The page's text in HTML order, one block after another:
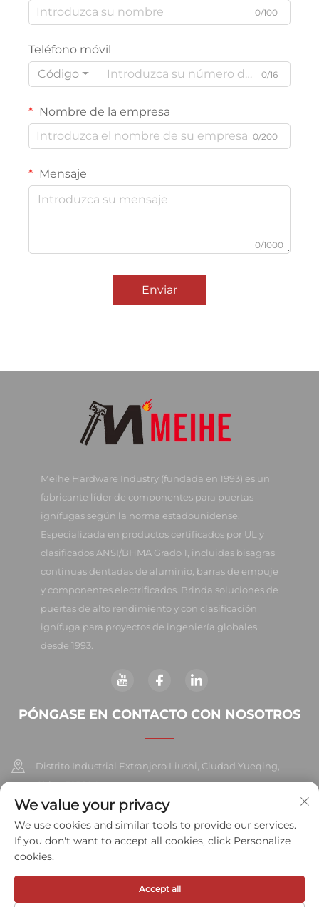
0/100
Teléfono móvil
Código
0/16
Nombre de la empresa
0/200
Mensaje
0/1000
Enviar
Meihe Hardware Industry (fundada en 1993) es un
fabricante líder de componentes para puertas
ignífugas según la norma estadounidense.
Especializada en productos certificados por UL y
clasificados ANSI/BHMA Grado 1, incluidas bisagras
continuas dentadas de aluminio, barras de empuje
y componentes electrificados. Brinda soluciones de
puertas de alto rendimiento y con clasificación
ignífuga para proyectos de ingeniería globales
desde 1993.
PÓNGASE EN CONTACTO CON NOSOTROS
Distrito Industrial Extranjero Liushi, Ciudad Yueqing,
China 325604
+86-577-57572007
[email protected]
Derechos de autor © 2026 Meihe Hardware Industry Co., Ltd. Todos
We value your privacy
We use cookies and similar tools to provide our services.
If you don't want to accept all cookies, click Personalize
cookies.
Accept all